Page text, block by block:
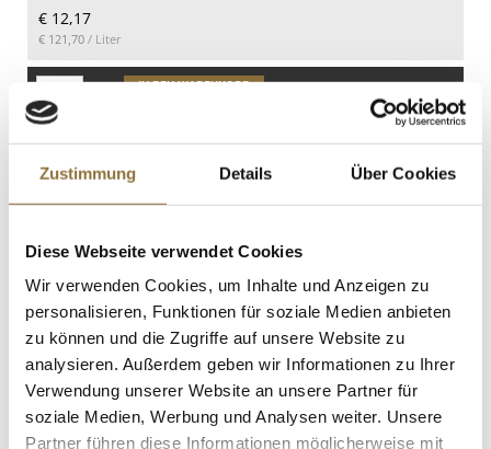
Zustimmung Details Über Cookies
Diese Webseite verwendet Cookies
Wir verwenden Cookies, um Inhalte und Anzeigen zu
personalisieren, Funktionen für soziale Medien anbieten
zu können und die Zugriffe auf unsere Website zu
analysieren. Außerdem geben wir Informationen zu Ihrer
Verwendung unserer Website an unsere Partner für
soziale Medien, Werbung und Analysen weiter. Unsere
Partner führen diese Informationen möglicherweise mit
35 g
Eiweiß
0.8 g
Salz
1.1 g
€ 12,17
€ 121,70 / Liter
St.
LEBENSMITTELKENNZEICHNUNGEN
Croquetas - Kroketten mit Steinpilzen,
Glutenfrei, Food-Vac, 1 kg, 50 St
Art.Nr.:64241
€ 28,95
St.